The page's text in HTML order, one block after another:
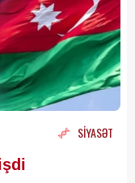
SİYASƏT